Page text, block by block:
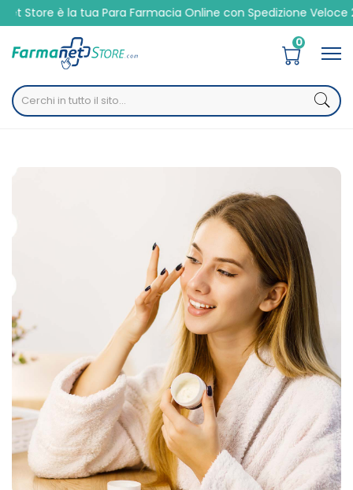
è la tua Para Farmacia Online con Spedizione Veloce 24/48h
0